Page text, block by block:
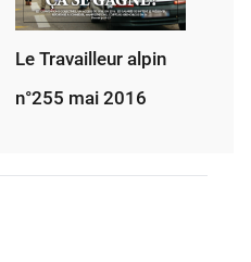
Le Travailleur alpin
n°255 mai 2016